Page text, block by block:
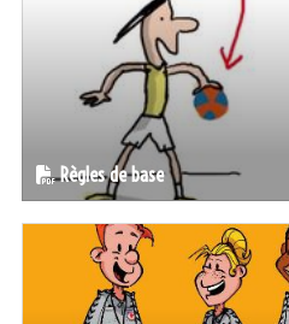
Règles de base